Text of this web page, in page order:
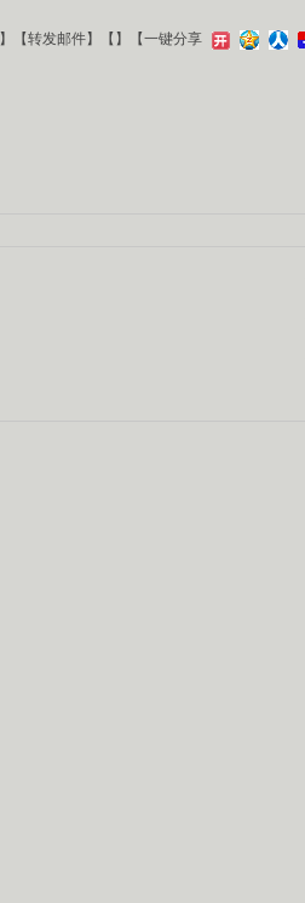
】【转发邮件】【 】 【一键分享